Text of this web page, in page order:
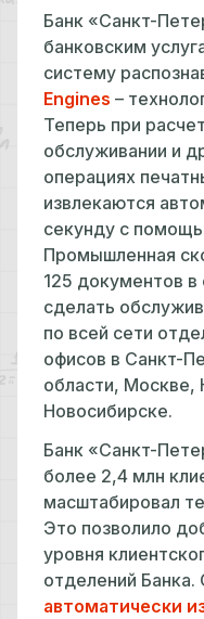
Банк «Санкт-
банковским
систему
Engines –
Теперь при
обслуживании и
операциях
извлекаются
секунду с
Промышленная
125 документов в
сделать
по всей сети
офисов в Санкт-
области, Москве,
Новосибирске.
Банк «Санкт-
более 2,4 млн
масштабировал
Это позволило
уровня
отделений Банка.
автоматически